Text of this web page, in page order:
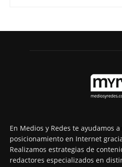
En Medios y Redes te ayudamos
posicionamiento en Internet
Realizamos estrategias de
redactores especializados en